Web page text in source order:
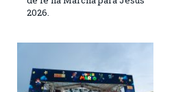
2026.